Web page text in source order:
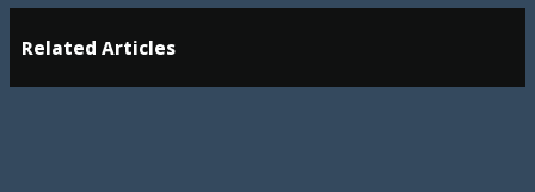
Related Articles